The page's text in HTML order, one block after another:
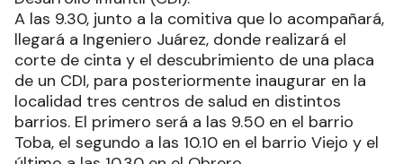
A las 9.30, junto a la comitiva que lo acompañará,
llegará a Ingeniero Juárez, donde realizará el
corte de cinta y el descubrimiento de una placa
de un CDI, para posteriormente inaugurar en la
localidad tres centros de salud en distintos
barrios. El primero será a las 9.50 en el barrio
Toba, el segundo a las 10.10 en el barrio Viejo y el